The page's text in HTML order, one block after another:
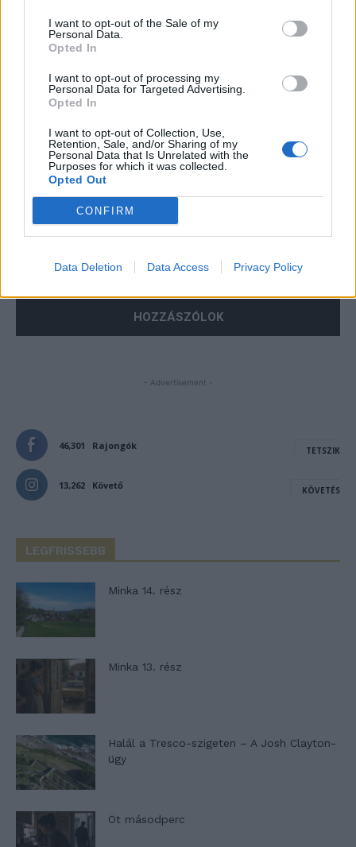
I want to opt-out of the Sale of my
Personal Data.
Opted In
I want to opt-out of processing my
Personal Data for Targeted Advertising.
Opted In
I want to opt-out of Collection, Use,
Retention, Sale, and/or Sharing of my
Personal Data that Is Unrelated with the
Purposes for which it was collected.
Opted Out
CONFIRM
Data Deletion Data Access Privacy Policy
Save my name, email, and website in this browser for the
next time I comment.
Notify me of follow-up comments by email.
- Advertisement -
46,301 Rajongók TETSZIK
13,262 Követő KÖVETÉS
LEGFRISSEBB
Minka 14. rész
Minka 13. rész
Halál a Tresco-szigeten – A Josh Clayton-
ügy
Öt másodperc